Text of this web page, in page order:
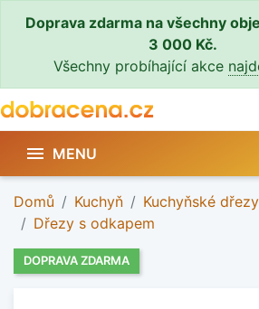
Doprava zdarma na všechny
3 000 Kč.
Všechny probíhající akce
 MENU
Domů Kuchyň Kuchyňské dřezy
Dřezy s odkapem
DOPRAVA ZDARMA